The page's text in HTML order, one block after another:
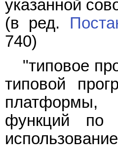
указанной
(в ред.
740)
"типовое
типовой
платформы,
функций по